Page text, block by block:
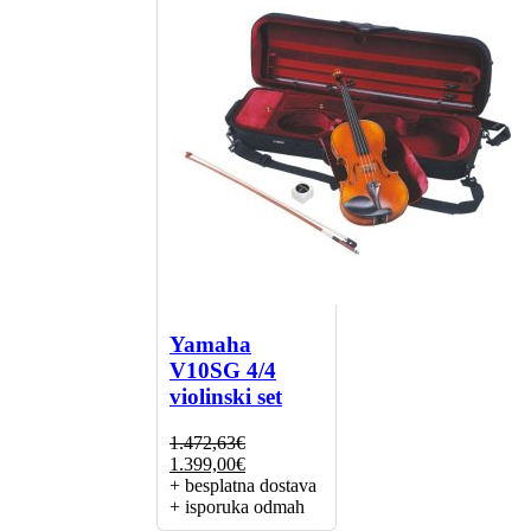
Yamaha
V10SG 4/4
violinski set
1.472,63€
Izvorna
cijena
bila
je:
1.399,00€Trenutna
cijena
je:
1.399,00€.
+ besplatna dostava
+ isporuka odmah